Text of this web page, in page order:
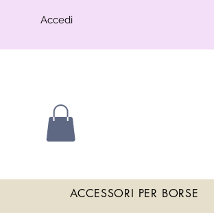
Accedi
ACCESSORI PER BORSE